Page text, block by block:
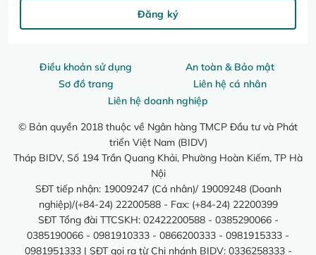
Điều khoản sử dụng
An toàn & Bảo mật
Sơ đồ trang
Liên hệ cá nhân
Liên hệ doanh nghiệp
© Bản quyền 2018 thuộc về Ngân hàng TMCP Đầu tư và Phát
triển Việt Nam (BIDV)
Tháp BIDV, Số 194 Trần Quang Khải, Phường Hoàn Kiếm, TP Hà
Nội
SĐT tiếp nhận: 19009247 (Cá nhân)/ 19009248 (Doanh
nghiệp)/(+84-24) 22200588 - Fax: (+84-24) 22200399
SĐT Tổng đài TTCSKH: 02422200588 - 0385290066 -
0385190066 - 0981910333 - 0866200333 - 0981915333 -
0981951333 | SĐT gọi ra từ Chi nhánh BIDV: 0336258333 -
Đăng ký